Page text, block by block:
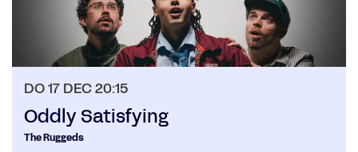
Oddly Satisfying
The Ruggeds
DO 17 DEC20:15